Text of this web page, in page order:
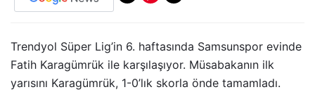
Trendyol Süper Lig’in 6. haftasında Samsunspor evinde
Fatih Karagümrük ile karşılaşıyor. Müsabakanın ilk
yarısını Karagümrük, 1-0’lık skorla önde tamamladı.